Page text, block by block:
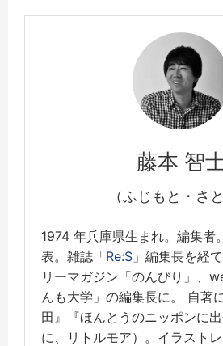
藤本 智
（ふじもと・さと
1974 年兵庫県生まれ。編集者
表。雑誌「Re:S 」編集長を経
リーマガジン「のんびり」、
んも大学」の編集長に。 自著
田』『ほんとうのニッポンに
に、リトルモア）。イラスト